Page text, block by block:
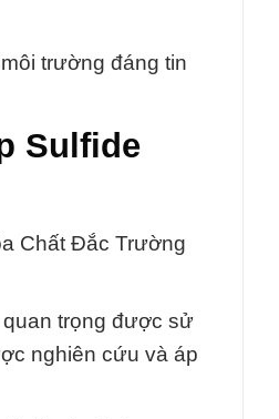
trường đáng tin
Sulfide
Chất Đắc Trường
quan trọng được sử
nghiên cứu và áp